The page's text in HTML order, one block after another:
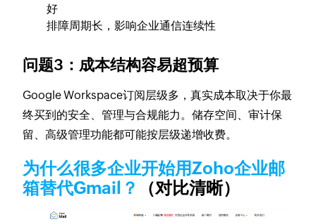
好
排障周期长，影响企业通信连续性
问题3：成本结构容易超预算
Google Workspace订阅层级多，真实成本取决于你最
终买到的安全、管理与合规能力。储存空间、审计保
留、高级管理功能都可能按层级递增收费。
为什么很多企业开始用Zoho企业邮
箱替代Gmail？
（对比清晰）